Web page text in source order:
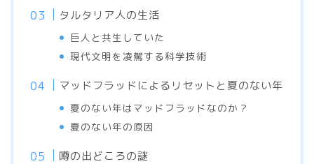
タルタリア人の生活
巨人と共生していた
現代文明を凌駕する科学技術
マッドフラッドによるリセットと夏のない年
夏のない年はマッドフラッドなのか？
夏のない年の原因
噂の出どころの謎